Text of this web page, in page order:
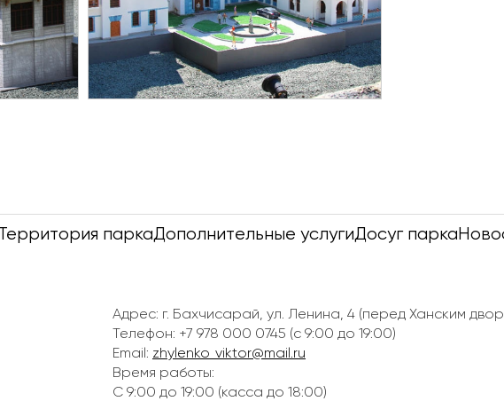
паркаДополнительные услугиДосуг парка
Адрес: г. Бахчисарай, ул. Ленина, 4 (перед Ханским
Телефон: +7 978 000 0745 (с 9:00 до 19:00)
Email: zhylenko_viktor@mail.ru
Время работы:
С 9:00 до 19:00 (касса до 18:00)